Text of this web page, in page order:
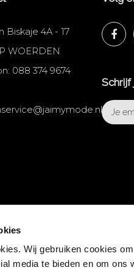
Wij gebruiken cookies
media te bieden en om ons
Biskaje 4A - 17
WOERDEN
088 374 9674
Schrijf